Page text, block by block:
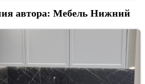
автора: Мебель Нижний